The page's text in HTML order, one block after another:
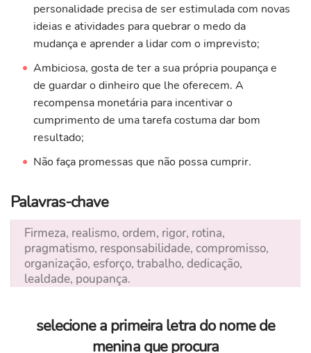
personalidade precisa de ser estimulada com novas
ideias e atividades para quebrar o medo da
mudança e aprender a lidar com o imprevisto;
Ambiciosa, gosta de ter a sua própria poupança e
de guardar o dinheiro que lhe oferecem. A
recompensa monetária para incentivar o
cumprimento de uma tarefa costuma dar bom
resultado;
Não faça promessas que não possa cumprir.
Palavras-chave
Firmeza, realismo, ordem, rigor, rotina,
pragmatismo, responsabilidade, compromisso,
organização, esforço, trabalho, dedicação,
lealdade, poupança.
selecione a primeira letra do nome de
menina que procura